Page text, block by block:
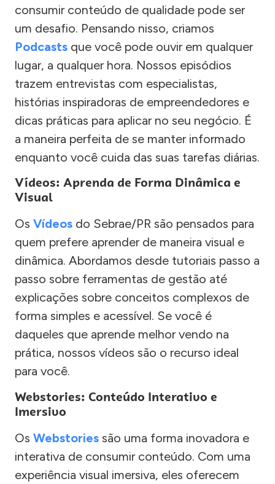
consumir conteúdo de qualidade pode ser
um desafio. Pensando nisso, criamos
Podcasts que você pode ouvir em qualquer
lugar, a qualquer hora. Nossos episódios
trazem entrevistas com especialistas,
histórias inspiradoras de empreendedores e
dicas práticas para aplicar no seu negócio. É
a maneira perfeita de se manter informado
enquanto você cuida das suas tarefas diárias.
Vídeos: Aprenda de Forma Dinâmica e
Visual
Os Vídeos do Sebrae/PR são pensados para
quem prefere aprender de maneira visual e
dinâmica. Abordamos desde tutoriais passo a
passo sobre ferramentas de gestão até
explicações sobre conceitos complexos de
forma simples e acessível. Se você é
daqueles que aprende melhor vendo na
prática, nossos vídeos são o recurso ideal
para você.
Webstories: Conteúdo Interativo e
Imersivo
Os Webstories são uma forma inovadora e
interativa de consumir conteúdo. Com uma
experiência visual imersiva, eles oferecem